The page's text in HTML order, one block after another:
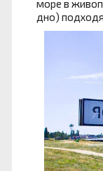
море в
дно)